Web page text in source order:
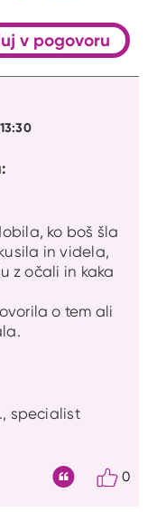
v pogovoru
ko boš šla
in videla,
z očali in kaka
o tem ali
specialist
0